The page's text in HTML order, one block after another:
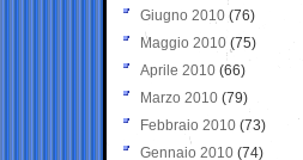
Giugno 2010 (76)
Maggio 2010 (75)
Aprile 2010 (66)
Marzo 2010 (79)
Febbraio 2010 (73)
Gennaio 2010 (74)